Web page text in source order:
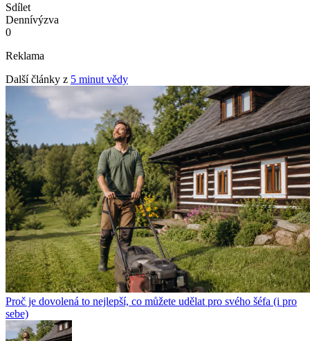
Sdílet
Dennívýzva
0
Reklama
Další články z 5 minut vědy
Proč je dovolená to nejlepší, co můžete udělat pro svého šéfa (i pro
sebe)